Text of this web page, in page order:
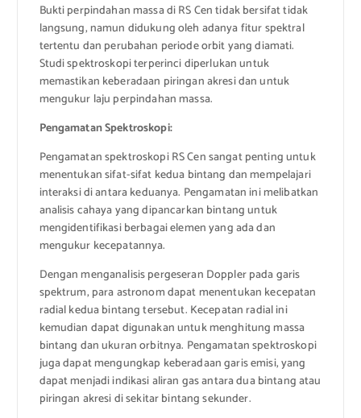
Bukti perpindahan massa di RS Cen tidak bersifat tidak
langsung, namun didukung oleh adanya fitur spektral
tertentu dan perubahan periode orbit yang diamati.
Studi spektroskopi terperinci diperlukan untuk
memastikan keberadaan piringan akresi dan untuk
mengukur laju perpindahan massa.
Pengamatan Spektroskopi:
Pengamatan spektroskopi RS Cen sangat penting untuk
menentukan sifat-sifat kedua bintang dan mempelajari
interaksi di antara keduanya. Pengamatan ini melibatkan
analisis cahaya yang dipancarkan bintang untuk
mengidentifikasi berbagai elemen yang ada dan
mengukur kecepatannya.
Dengan menganalisis pergeseran Doppler pada garis
spektrum, para astronom dapat menentukan kecepatan
radial kedua bintang tersebut. Kecepatan radial ini
kemudian dapat digunakan untuk menghitung massa
bintang dan ukuran orbitnya. Pengamatan spektroskopi
juga dapat mengungkap keberadaan garis emisi, yang
dapat menjadi indikasi aliran gas antara dua bintang atau
piringan akresi di sekitar bintang sekunder.